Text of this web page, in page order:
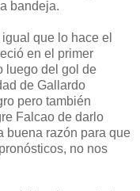
bandeja.
que lo hace el
en el primer
luego del gol de
de Gallardo
pero también
Falcao de darlo
buena razón para que
no nos